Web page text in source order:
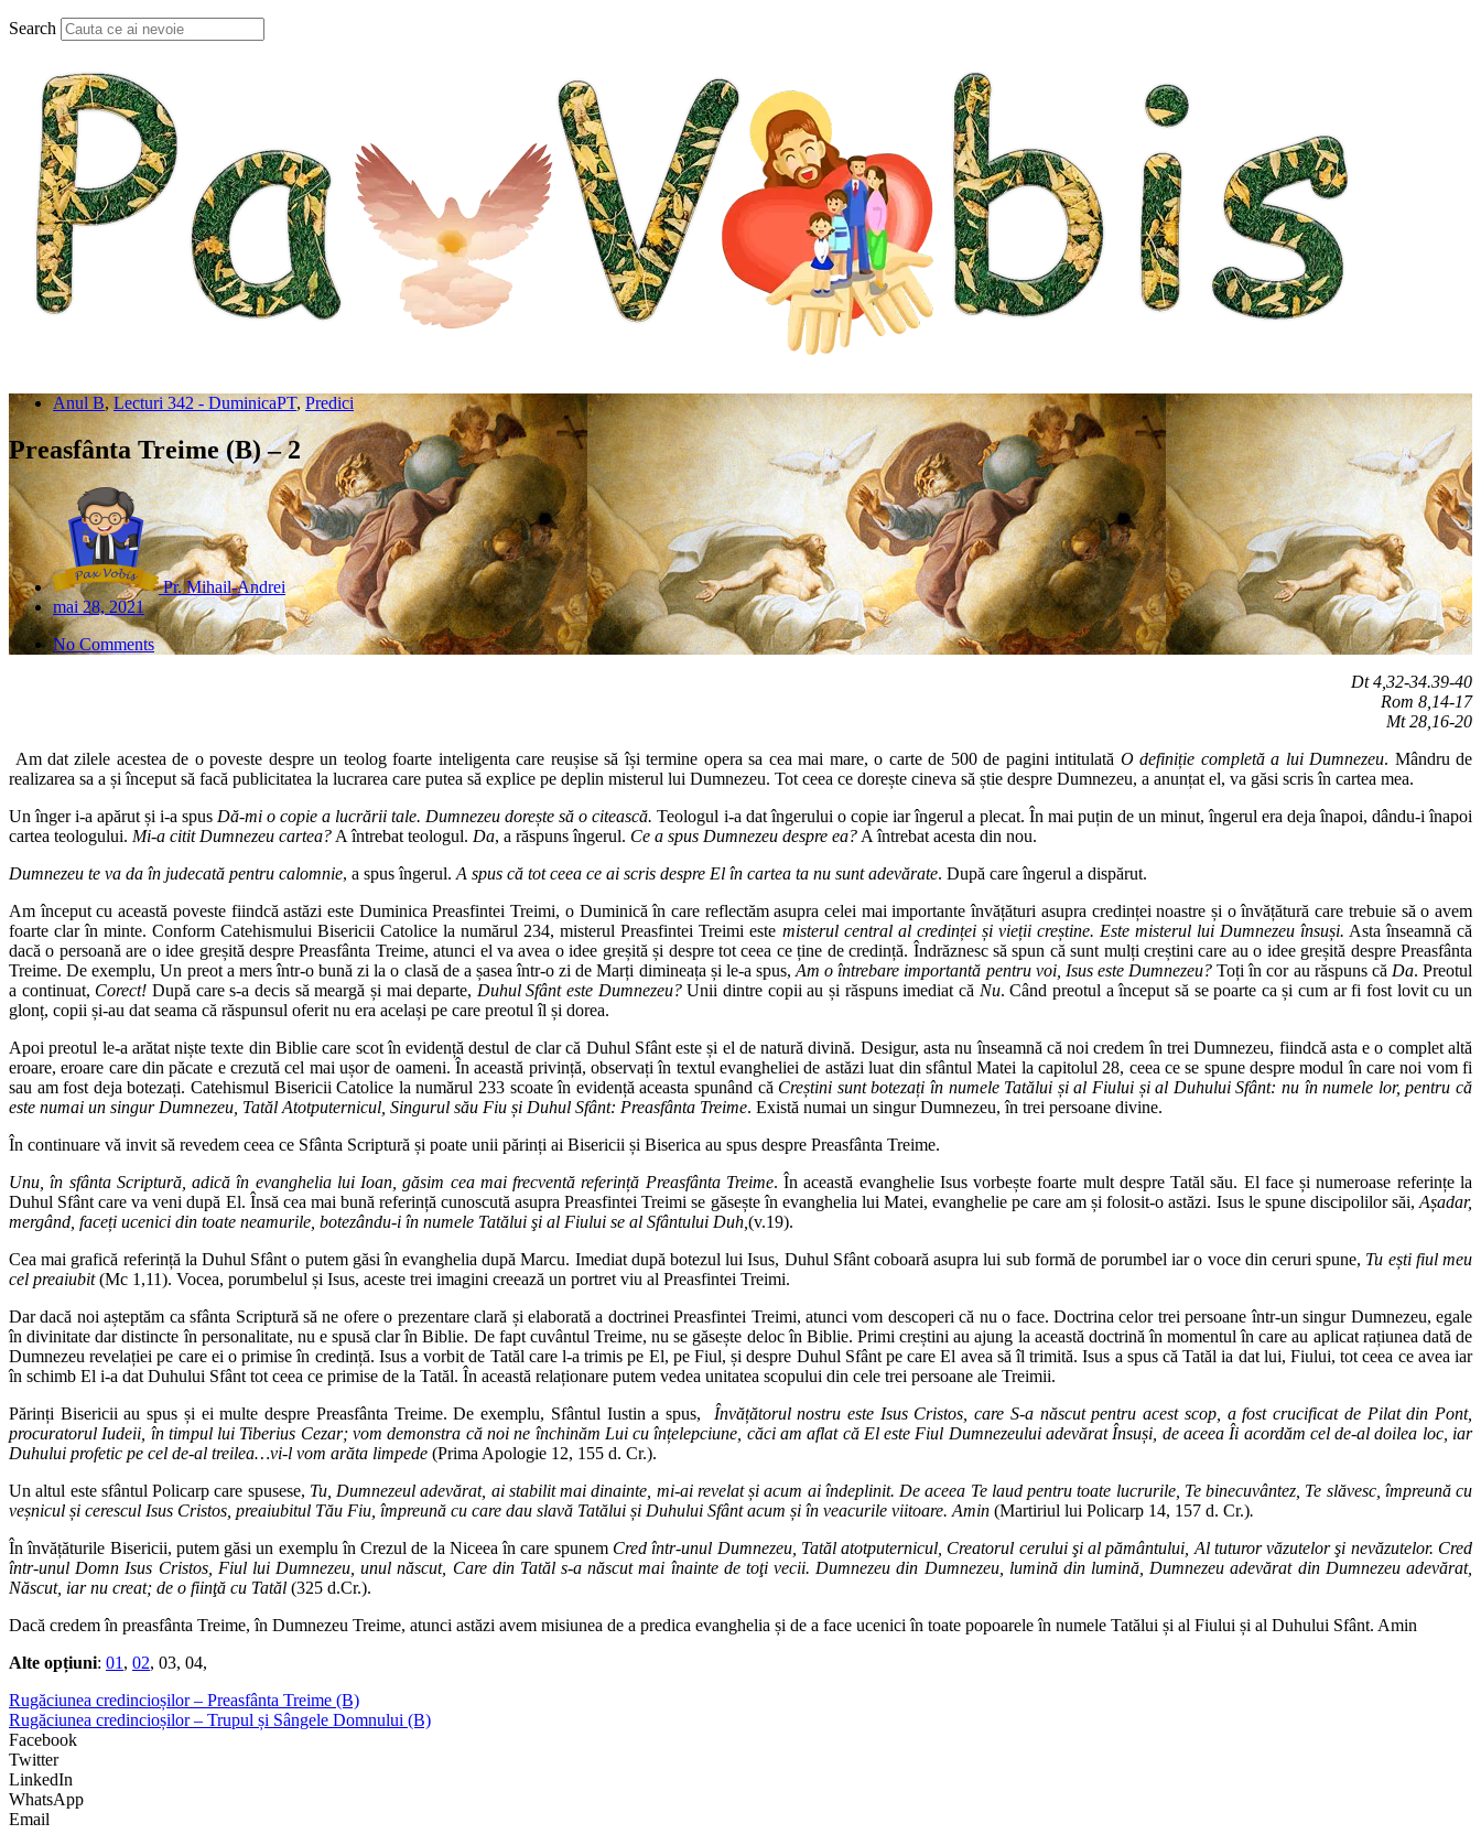
Search
Anul B,Lecturi 342 - DuminicaPT,Predici
Preasfânta Treime (B) – 2
Pr. Mihail-Andrei
mai 28, 2021
No Comments
Dt 4,32-34.39-40
Rom 8,14-17
Mt 28,16-20
Am dat zilele acestea de o poveste despre un teolog foarte inteligenta care reușise să își termine opera sa cea mai mare, o carte de 500 de pagini intitulată O definiție completă a lui Dumnezeu. Mândru de
realizarea sa a și început să facă publicitatea la lucrarea care putea să explice pe deplin misterul lui Dumnezeu. Tot ceea ce dorește cineva să știe despre Dumnezeu, a anunțat el, va găsi scris în cartea mea.
Un înger i-a apărut și i-a spus Dă-mi o copie a lucrării tale. Dumnezeu dorește să o citească. Teologul i-a dat îngerului o copie iar îngerul a plecat. În mai puțin de un minut, îngerul era deja înapoi, dându-i înapoi
cartea teologului. Mi-a citit Dumnezeu cartea? A întrebat teologul. Da, a răspuns îngerul. Ce a spus Dumnezeu despre ea? A întrebat acesta din nou.
Dumnezeu te va da în judecată pentru calomnie, a spus îngerul. A spus că tot ceea ce ai scris despre El în cartea ta nu sunt adevărate. După care îngerul a dispărut.
Am început cu această poveste fiindcă astăzi este Duminica Preasfintei Treimi, o Duminică în care reflectăm asupra celei mai importante învățături asupra credinței noastre și o învățătură care trebuie să o avem
foarte clar în minte. Conform Catehismului Bisericii Catolice la numărul 234, misterul Preasfintei Treimi este misterul central al credinței și vieții creștine. Este misterul lui Dumnezeu însuși. Asta înseamnă că
dacă o persoană are o idee greșită despre Preasfânta Treime, atunci el va avea o idee greșită și despre tot ceea ce ține de credință. Îndrăznesc să spun că sunt mulți creștini care au o idee greșită despre Preasfânta
Treime. De exemplu, Un preot a mers într-o bună zi la o clasă de a șasea într-o zi de Marți dimineața și le-a spus, Am o întrebare importantă pentru voi, Isus este Dumnezeu?Toți în cor au răspuns că Da. Preotul
a continuat, Corect! După care s-a decis să meargă și mai departe, Duhul Sfânt este Dumnezeu?Unii dintre copii au și răspuns imediat că Nu. Când preotul a început să se poarte ca și cum ar fi fost lovit cu un
glonț, copii și-au dat seama că răspunsul oferit nu era același pe care preotul îl și dorea.
Apoi preotul le-a arătat niște texte din Biblie care scot în evidență destul de clar că Duhul Sfânt este și el de natură divină. Desigur, asta nu înseamnă că noi credem în trei Dumnezeu, fiindcă asta e o complet altă
eroare, eroare care din păcate e crezută cel mai ușor de oameni. În această privință, observați în textul evangheliei de astăzi luat din sfântul Matei la capitolul 28, ceea ce se spune despre modul în care noi vom fi
sau am fost deja botezați. Catehismul Bisericii Catolice la numărul 233 scoate în evidență aceasta spunând că Creștini sunt botezați în numele Tatălui și al Fiului și al Duhului Sfânt: nu în numele lor, pentru că
este numai un singur Dumnezeu, Tatăl Atotputernicul, Singurul său Fiu și Duhul Sfânt: Preasfânta Treime. Există numai un singur Dumnezeu, în trei persoane divine.
În continuare vă invit să revedem ceea ce Sfânta Scriptură și poate unii părinți ai Bisericii și Biserica au spus despre Preasfânta Treime.
Unu, în sfânta Scriptură, adică în evanghelia lui Ioan, găsim cea mai frecventă referință Preasfânta Treime. În această evanghelie Isus vorbește foarte mult despre Tatăl său. El face și numeroase referințe la
Duhul Sfânt care va veni după El. Însă cea mai bună referință cunoscută asupra Preasfintei Treimi se găsește în evanghelia lui Matei, evanghelie pe care am și folosit-o astăzi. Isus le spune discipolilor săi, Așadar,
mergând, faceți ucenici din toate neamurile, botezându-i în numele Tatălui şi al Fiului se al Sfântului Duh, (v.19).
Cea mai grafică referință la Duhul Sfânt o putem găsi în evanghelia după Marcu. Imediat după botezul lui Isus, Duhul Sfânt coboară asupra lui sub formă de porumbel iar o voce din ceruri spune, Tu ești fiul meu
cel preaiubit(Mc 1,11). Vocea, porumbelul și Isus, aceste trei imagini creează un portret viu al Preasfintei Treimi.
Dar dacă noi așteptăm ca sfânta Scriptură să ne ofere o prezentare clară și elaborată a doctrinei Preasfintei Treimi, atunci vom descoperi că nu o face. Doctrina celor trei persoane într-un singur Dumnezeu, egale
în divinitate dar distincte în personalitate, nu e spusă clar în Biblie. De fapt cuvântul Treime, nu se găsește deloc în Biblie. Primi creștini au ajung la această doctrină în momentul în care au aplicat rațiunea dată de
Dumnezeu revelației pe care ei o primise în credință. Isus a vorbit de Tatăl care l-a trimis pe El, pe Fiul, și despre Duhul Sfânt pe care El avea să îl trimită. Isus a spus că Tatăl ia dat lui, Fiului, tot ceea ce avea iar
în schimb El i-a dat Duhului Sfânt tot ceea ce primise de la Tatăl. În această relaționare putem vedea unitatea scopului din cele trei persoane ale Treimii.
Părinți Bisericii au spus și ei multe despre Preasfânta Treime. De exemplu, Sfântul Iustin a spus, Învățătorul nostru este Isus Cristos, care S-a născut pentru acest scop, a fost crucificat de Pilat din Pont,
procuratorul Iudeii, în timpul lui Tiberius Cezar; vom demonstra că noi ne închinăm Lui cu înțelepciune, căci am aflat că El este Fiul Dumnezeului adevărat Însuși, de aceea Îi acordăm cel de-al doilea loc, iar
Duhului profetic pe cel de-al treilea…vi-l vom arăta limpede (Prima Apologie 12, 155 d. Cr.).
Un altul este sfântul Policarp care spusese, Tu, Dumnezeul adevărat, ai stabilit mai dinainte, mi-ai revelat și acum ai îndeplinit. De aceea Te laud pentru toate lucrurile, Te binecuvântez, Te slăvesc, împreună cu
veșnicul și cerescul Isus Cristos, preaiubitul Tău Fiu, împreună cu care dau slavă Tatălui și Duhului Sfânt acum și în veacurile viitoare. Amin (Martiriul lui Policarp 14, 157 d. Cr.).
În învățăturile Bisericii, putem găsi un exemplu în Crezul de la Niceea în care spunem Cred într-unul Dumnezeu, Tatăl atotputernicul, Creatorul cerului şi al pământului, Al tuturor văzutelor şi nevăzutelor. Cred
într-unul Domn Isus Cristos, Fiul lui Dumnezeu, unul născut, Care din Tatăl s-a născut mai înainte de toţi vecii. Dumnezeu din Dumnezeu, lumină din lumină, Dumnezeu adevărat din Dumnezeu adevărat,
Născut, iar nu creat; de o fiinţă cu Tatăl (325 d.Cr.).
Dacă credem în preasfânta Treime, în Dumnezeu Treime, atunci astăzi avem misiunea de a predica evanghelia și de a face ucenici în toate popoarele în numele Tatălui și al Fiului și al Duhului Sfânt. Amin
Alte opțiuni: 01 , 02, 03, 04,
Rugăciunea credincioșilor – Preasfânta Treime (B)
Rugăciunea credincioșilor – Trupul și Sângele Domnului (B)
Facebook
Twitter
LinkedIn
WhatsApp
Email